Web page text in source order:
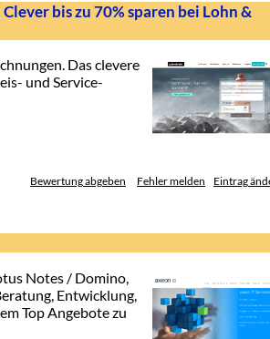
bis zu 70% sparen bei Lohn &
Das clevere
und Service-
Bewertung abgeben Fehler melden Eintrag
Notes / Domino,
Entwicklung,
Top Angebote zu